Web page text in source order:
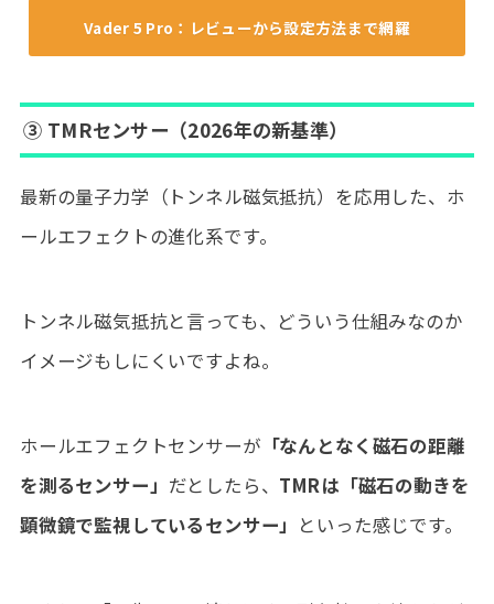
Vader 5 Pro：レビューから設定方法まで網羅
③ TMRセンサー（2026年の新基準）
最新の量子力学（トンネル磁気抵抗）を応用した、ホ
ールエフェクトの進化系です。
トンネル磁気抵抗と言っても、どういう仕組みなのか
イメージもしにくいですよね。
ホールエフェクトセンサーが 「なんとなく磁石の距離
を測るセンサー」 だとしたら、 TMRは「磁石の動きを
顕微鏡で監視しているセンサー」 といった感じです。